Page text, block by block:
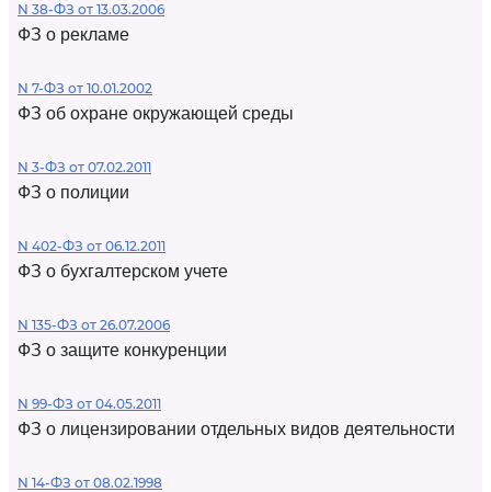
N 38-ФЗ от 13.03.2006
ФЗ о рекламе
N 7-ФЗ от 10.01.2002
ФЗ об охране окружающей среды
N 3-ФЗ от 07.02.2011
ФЗ о полиции
N 402-ФЗ от 06.12.2011
ФЗ о бухгалтерском учете
N 135-ФЗ от 26.07.2006
ФЗ о защите конкуренции
N 99-ФЗ от 04.05.2011
ФЗ о лицензировании отдельных видов деятельности
N 14-ФЗ от 08.02.1998